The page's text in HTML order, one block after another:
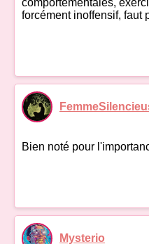
comportementales,
forcément inoffensif, faut
Bien noté pour
Mysterio